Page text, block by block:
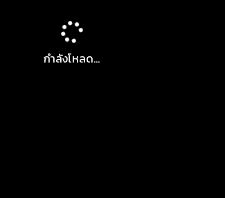
กำลังโหลด...